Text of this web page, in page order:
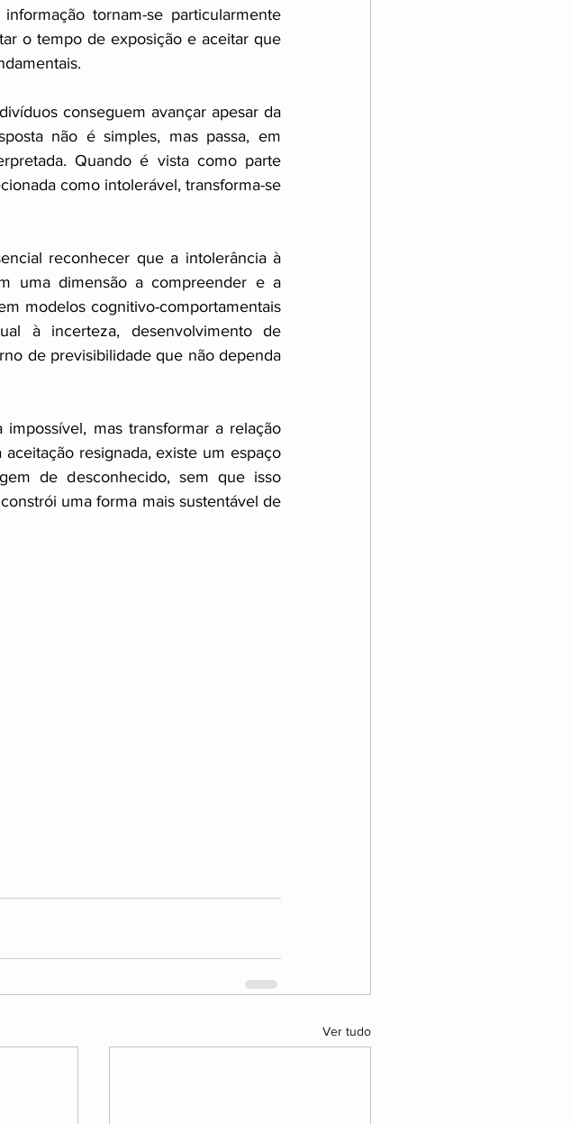
tornam-se particularmente
o tempo de exposição e aceitar que
conseguem avançar apesar da
não é simples, mas passa, em
Quando é vista como parte
como intolerável, transforma-se
reconhecer que a intolerância à
uma dimensão a compreender e a
modelos cognitivo-comportamentais
à incerteza, desenvolvimento de
de previsibilidade que não dependa
mas transformar a relação
resignada, existe um espaço
de desconhecido, sem que isso
uma forma mais sustentável de
Ver tudo